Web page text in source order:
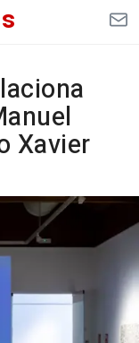
Xavier